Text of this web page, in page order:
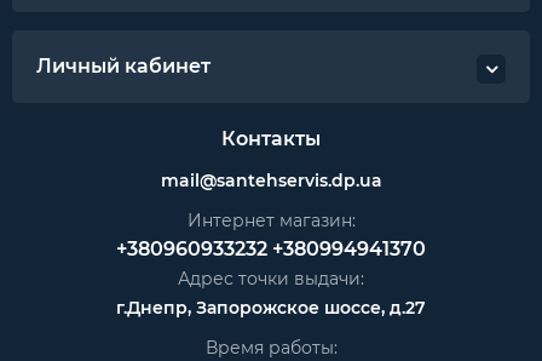
Личный кабинет
Контакты
mail@santehservis.dp.ua
Интернет магазин:
+380960933232 +380994941370
Адрес точки выдачи:
г.Днепр, Запорожское шоссе, д.27
Время работы: